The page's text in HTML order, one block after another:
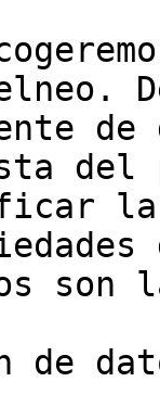
de
del
son
de